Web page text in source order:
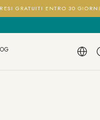
GRATUITI ENTRO 30 GIORNI